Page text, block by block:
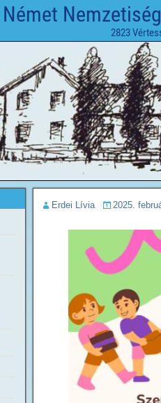
2823
Erdei Lívia 2025.